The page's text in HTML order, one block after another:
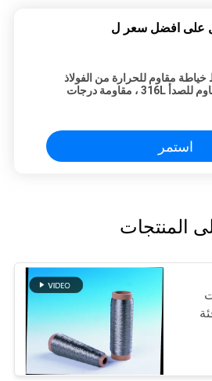
على افضل سعر ل
مقاوم للحرارة من الفولاذ
المقاوم للصدأ 316L ، مقاومة درجات
استمر
المنتجات